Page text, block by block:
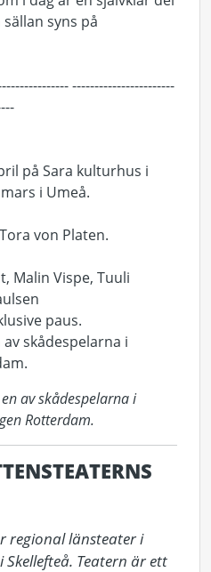
syns på
-----------------------
på Sara kulturhus i
i Umeå.
Tora von Platen.
Malin Vispe, Tuuli
paus.
av skådespelarna i
Rotterdam.
regional länsteater i
Teatern är ett